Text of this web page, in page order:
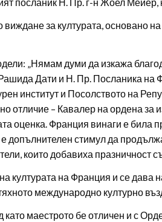
посланик Н. Пр. г-н Жоел Мейер,
за културата, основано
„Нямам думи да изкажа
Дати и Н. Пр. Посланика
институт и Посолството на
отличие – Кавалер на ордена за
оценка. Франция винаги е била
допълнителен стимул да
които добавиха празничност
културата на Франция и се дава
международно културно
маестрото бе отличен и с